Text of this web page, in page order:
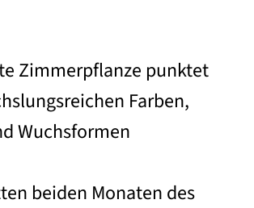
Zimmerpflanze punktet
Farben,
Wuchsformen
beiden Monaten des